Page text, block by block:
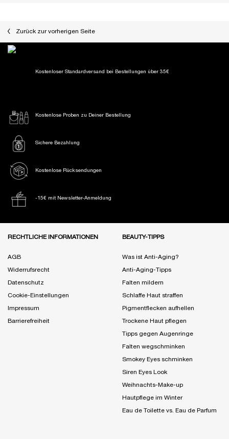
Zurück zur vorherigen Seite
Kostenloser Standardversand bei Bestellungen über 35€
Kostenlose Proben zu Deiner Bestellung
Sichere Bezahlung
Kostenlose Rücksendungen
-15€ mit Newsletter-Anmeldung
RECHTLICHE INFORMATIONEN
AGB
Widerrufsrecht
Datenschutz
Cookie-Einstellungen
Impressum
Barrierefreiheit
BEAUTY-TIPPS
Was ist Anti-Aging?
Anti-Aging-Tipps
Falten mildern
Schlaffe Haut straffen
Pigmentflecken aufhellen
Trockene Haut pflegen
Tipps gegen Augenringe
Falten wegschminken
Smokey Eyes schminken
Siren Eyes Look
Weihnachts-Make-up
Hautpflege im Winter
Eau de Toilette vs. Eau de Parfum